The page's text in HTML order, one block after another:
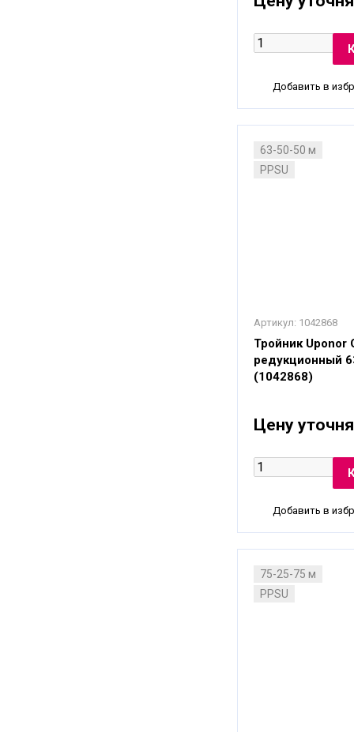
Добавить в
63-50-50 м
PPSU
Артикул: 1042868
Тройник Uponor
редукционный
(1042868)
Цену
Добавить в
75-25-75 м
PPSU